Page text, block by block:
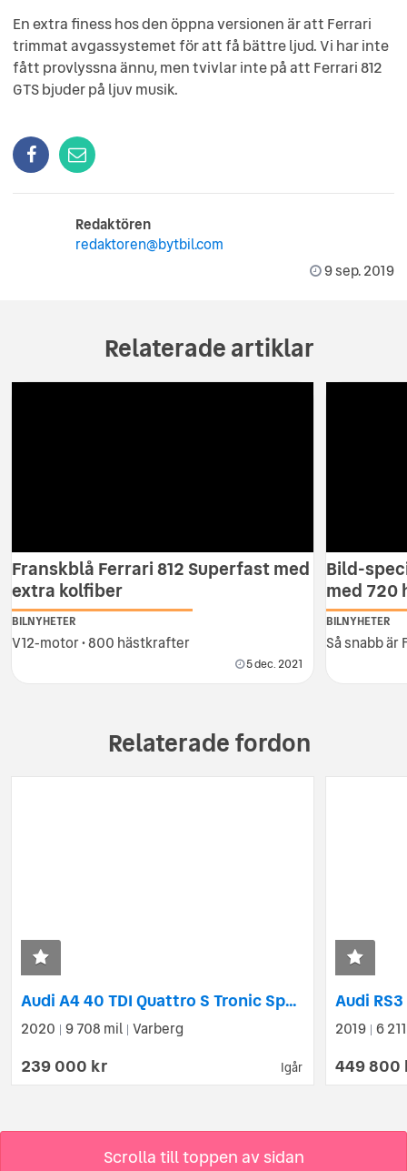
En extra finess hos den öppna versionen är att Ferrari
trimmat avgassystemet för att få bättre ljud. Vi har inte
fått provlyssna ännu, men tvivlar inte på att Ferrari 812
GTS bjuder på ljuv musik.
Redaktören
redaktoren@bytbil.com
9 sep. 2019
Relaterade artiklar
Franskblå Ferrari 812 Superfast med
extra kolfiber
BILNYHETER
V12-motor • 800 hästkrafter
5 dec. 2021
Bild-
med 720
BILNYHETER
Så snabb
Relaterade fordon
Igår
Audi A4 40 TDI Quattro S Tronic Sport Proline
2020 9 708 mil Varberg
239 000 kr
2019 6
449 800
Scrolla till toppen av sidan